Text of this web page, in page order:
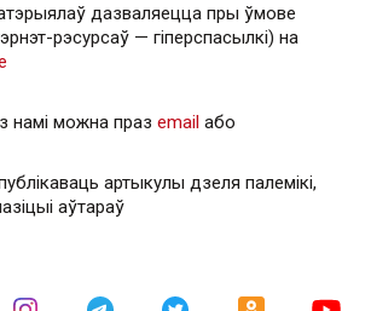
дазваляецца пры ўмове
рэсурсаў — гiперспасылкi) на
намі можна праз email або
артыкулы дзеля палемікі,
аўтараў